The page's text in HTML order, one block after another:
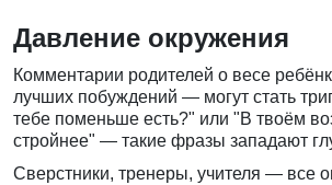
Давление окружения
Комментарии родителей о весе
лучших побуждений — могут стать
тебе поменьше есть?" или "В твоём
стройнее" — такие фразы западают
Сверстники, тренеры, учителя — все